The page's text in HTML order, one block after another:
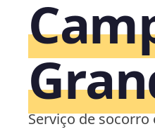
Serviço de